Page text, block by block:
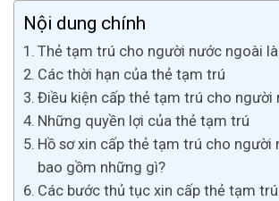
Nội dung chính
Thẻ tạm trú cho người nước ngoài
Các thời hạn của thẻ tạm trú
Điều kiện cấp thẻ tạm trú cho người
Những quyền lợi của thẻ tạm trú
Hồ sơ xin cấp thẻ tạm trú cho người
bao gồm những gì?
Các bước thủ tục xin cấp thẻ tạm